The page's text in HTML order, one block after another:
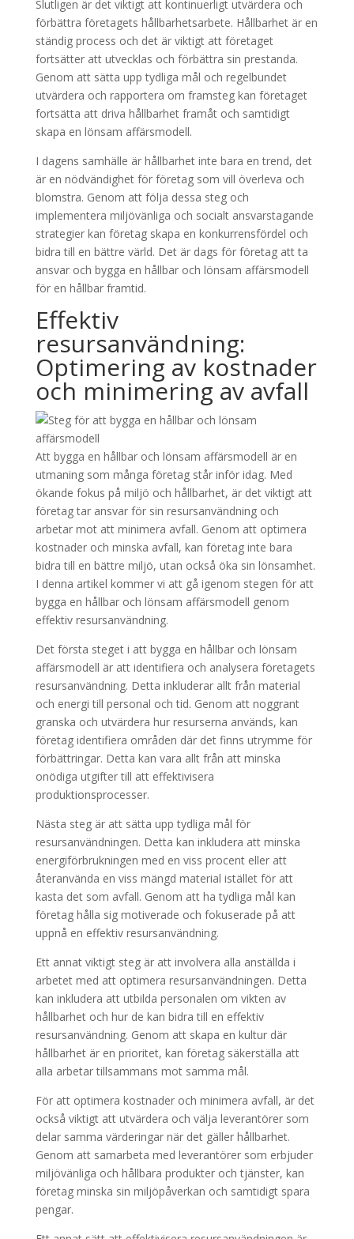
Slutligen är det viktigt att kontinuerligt utvärdera och
förbättra företagets hållbarhetsarbete. Hållbarhet är en
ständig process och det är viktigt att företaget
fortsätter att utvecklas och förbättra sin prestanda.
Genom att sätta upp tydliga mål och regelbundet
utvärdera och rapportera om framsteg kan företaget
fortsätta att driva hållbarhet framåt och samtidigt
skapa en lönsam affärsmodell.
I dagens samhälle är hållbarhet inte bara en trend, det
är en nödvändighet för företag som vill överleva och
blomstra. Genom att följa dessa steg och
implementera miljövänliga och socialt ansvarstagande
strategier kan företag skapa en konkurrensfördel och
bidra till en bättre värld. Det är dags för företag att ta
ansvar och bygga en hållbar och lönsam affärsmodell
för en hållbar framtid.
Effektiv
resursanvändning:
Optimering av kostnader
och minimering av avfall
Att bygga en hållbar och lönsam affärsmodell är en
utmaning som många företag står inför idag. Med
ökande fokus på miljö och hållbarhet, är det viktigt att
företag tar ansvar för sin resursanvändning och
arbetar mot att minimera avfall. Genom att optimera
kostnader och minska avfall, kan företag inte bara
bidra till en bättre miljö, utan också öka sin lönsamhet.
I denna artikel kommer vi att gå igenom stegen för att
bygga en hållbar och lönsam affärsmodell genom
effektiv resursanvändning.
Det första steget i att bygga en hållbar och lönsam
affärsmodell är att identifiera och analysera företagets
resursanvändning. Detta inkluderar allt från material
och energi till personal och tid. Genom att noggrant
granska och utvärdera hur resurserna används, kan
företag identifiera områden där det finns utrymme för
förbättringar. Detta kan vara allt från att minska
onödiga utgifter till att effektivisera
produktionsprocesser.
Nästa steg är att sätta upp tydliga mål för
resursanvändningen. Detta kan inkludera att minska
energiförbrukningen med en viss procent eller att
återanvända en viss mängd material istället för att
kasta det som avfall. Genom att ha tydliga mål kan
företag hålla sig motiverade och fokuserade på att
uppnå en effektiv resursanvändning.
Ett annat viktigt steg är att involvera alla anställda i
arbetet med att optimera resursanvändningen. Detta
kan inkludera att utbilda personalen om vikten av
hållbarhet och hur de kan bidra till en effektiv
resursanvändning. Genom att skapa en kultur där
hållbarhet är en prioritet, kan företag säkerställa att
alla arbetar tillsammans mot samma mål.
För att optimera kostnader och minimera avfall, är det
också viktigt att utvärdera och välja leverantörer som
delar samma värderingar när det gäller hållbarhet.
Genom att samarbeta med leverantörer som erbjuder
miljövänliga och hållbara produkter och tjänster, kan
företag minska sin miljöpåverkan och samtidigt spara
pengar.